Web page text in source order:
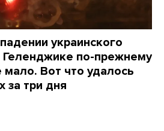
украинского
Геленджике по-прежнему
мало. Вот что удалось
за три дня